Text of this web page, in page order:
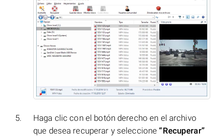
Haga clic con el botón derecho en el archivo
que desea recuperar y seleccione “Recuperar”